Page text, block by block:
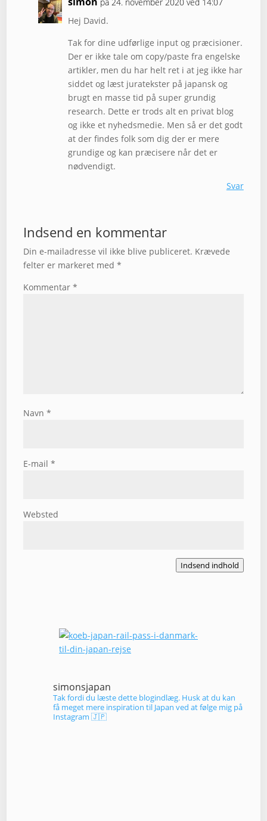
Hej David.
Tak for dine udførlige input og præcisioner.
Der er ikke tale om copy/paste fra engelske
artikler, men du har helt ret i at jeg ikke har
siddet og læst juratekster på japansk og
brugt en masse tid på super grundig
research. Dette er trods alt en privat blog
og ikke et nyhedsmedie. Men så er det godt
at der findes folk som dig der er mere
grundige og kan præcisere når det er
nødvendigt.
Svar
Indsend en kommentar
Din e-mailadresse vil ikke blive publiceret. Krævede
felter er markeret med*
Kommentar*
Navn*
E-mail*
Websted
Indsend indhold
simonsjapan
Tak fordi du læste dette blogindlæg. Husk at du kan
få meget mere inspiration til Japan ved at følge mig på
Instagram 🇯🇵